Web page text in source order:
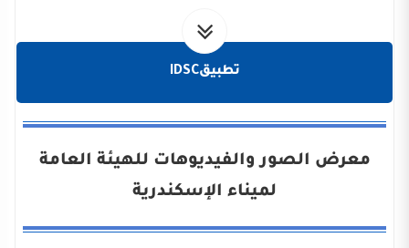
تطبيقIDSC
معرض الصور والفيديوهات للهيئة العامة
لميناء الإسكندرية